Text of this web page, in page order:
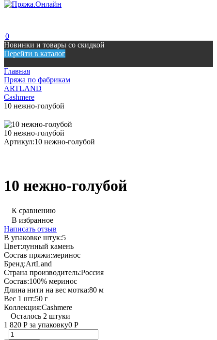
0
Новинки и товары со скидкой
Перейти в каталог
Главная
Пряжа по фабрикам
ARTLAND
Cashmere
10 нежно-голубой
10 нежно-голубой
Артикул:10 нежно-голубой
10 нежно-голубой
К сравнению
В избранное
Написать отзыв
В упаковке штук:5
Цвет:лунный камень
Состав пряжи:меринос
Бренд:ArtLand
Страна производитель:Россия
Состав:100% меринос
Длина нити на вес мотка:80 м
Вес 1 шт:50 г
Коллекция:Cashmere
Осталось 2 штуки
1 820 Р за упаковку0 Р